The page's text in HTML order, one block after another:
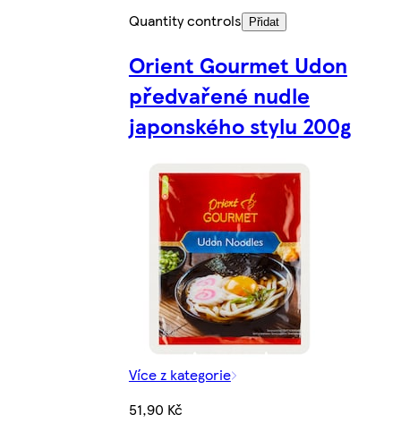
Quantity controls
Přidat
Orient Gourmet Udon
předvařené nudle
japonského stylu 200g
Více z kategorie
51,90 Kč